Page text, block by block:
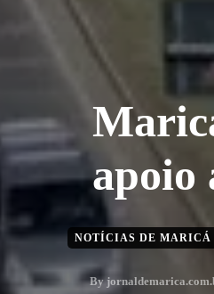
apoio
NOTÍCIAS DE MARICÁ
By